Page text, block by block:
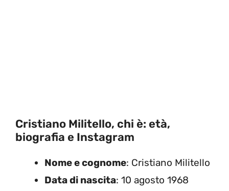
Cristiano Militello, chi è: età,
biografia e Instagram
Nome e cognome: Cristiano Militello
Data di nascita: 10 agosto 1968